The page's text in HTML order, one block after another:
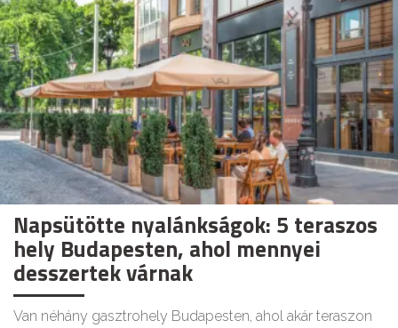
Napsütötte nyalánkságok: 5 teraszos
hely Budapesten, ahol mennyei
desszertek várnak
Van néhány gasztrohely Budapesten, ahol akár teraszon